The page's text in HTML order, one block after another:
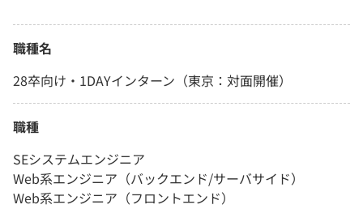
職種名
28卒向け・1DAYインターン（東京：対面開催）
職種
SEシステムエンジニア
Web系エンジニア（バックエンド/サーバサイド）
Web系エンジニア（フロントエンド）